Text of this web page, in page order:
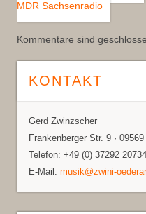
MDR Sachsenradio
Kommentare sind
KONTAKT
Gerd Zwinzscher
Frankenberger Str. 9 ·
Telefon: +49 (0) 37292 20734
E-Mail: musik@zwini-